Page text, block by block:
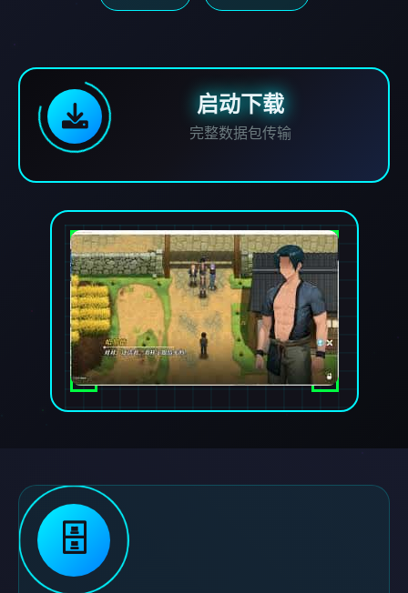
启动下载
完整数据包传输
🗄️